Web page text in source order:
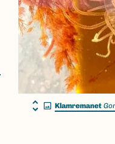
Klamremanet